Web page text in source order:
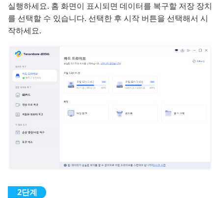
실행하세요. 홈 화면이 표시되면 데이터를 복구할 저장 장치
를 선택할 수 있습니다. 선택한 후 시작 버튼을 선택해서 시
작하세요.